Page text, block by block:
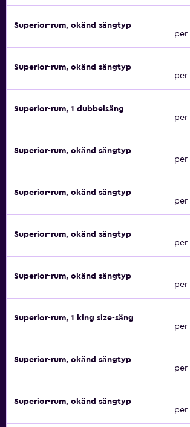
Superior-rum, okänd sängtyp
per
Superior-rum, okänd sängtyp
per
Superior-rum, 1 dubbelsäng
per
Superior-rum, okänd sängtyp
per
Superior-rum, okänd sängtyp
per
Superior-rum, okänd sängtyp
per
Superior-rum, okänd sängtyp
per
Superior-rum, 1 king size-säng
per
Superior-rum, okänd sängtyp
per
Superior-rum, okänd sängtyp
per